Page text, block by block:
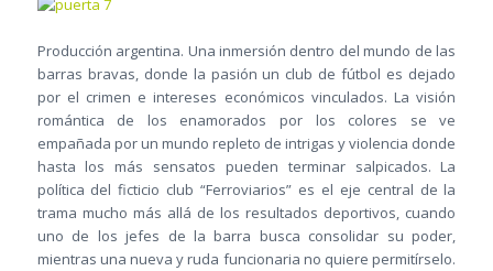
Producción argentina. Una inmersión dentro del mundo de las
barras bravas, donde la pasión un club de fútbol es dejado
por el crimen e intereses económicos vinculados. La visión
romántica de los enamorados por los colores se ve
empañada por un mundo repleto de intrigas y violencia donde
hasta los más sensatos pueden terminar salpicados. La
política del ficticio club “Ferroviarios” es el eje central de la
trama mucho más allá de los resultados deportivos, cuando
uno de los jefes de la barra busca consolidar su poder,
mientras una nueva y ruda funcionaria no quiere permitírselo.